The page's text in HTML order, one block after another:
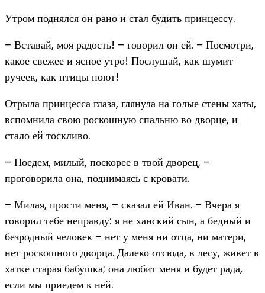
Утром поднялся он рано и стал будить принцессу.
– Вставай, моя радость! – говорил он ей. – Посмотри,
какое свежее и ясное утро! Послушай, как шумит
ручеек, как птицы поют!
Отрыла принцесса глаза, глянула на голые стены хаты,
вспомнила свою роскошную спальню во дворце, и
стало ей тоскливо.
– Поедем, милый, поскорее в твой дворец, –
проговорила она, поднимаясь с кровати.
– Милая, прости меня, – сказал ей Иван. – Вчера я
говорил тебе неправду: я не ханский сын, а бедный и
безродный человек – нет у меня ни отца, ни матери,
нет роскошного дворца. Далеко отсюда, в лесу, живет в
хатке старая бабушка; она любит меня и будет рада,
если мы приедем к ней.